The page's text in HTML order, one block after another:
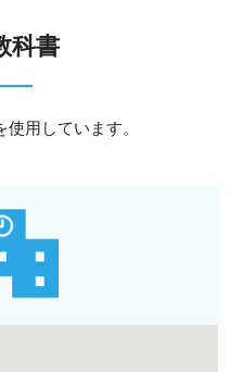
科書
用しています。